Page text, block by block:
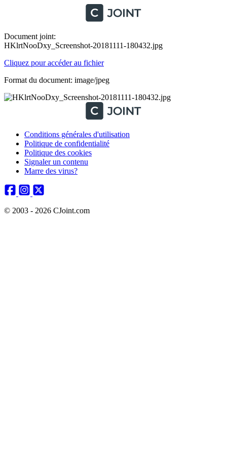
Document joint:
HKlrtNooDxy_Screenshot-20181111-180432.jpg
Cliquez pour accéder au fichier
Format du document: image/jpeg
Conditions générales d'utilisation
Politique de confidentialité
Politique des cookies
Signaler un contenu
Marre des virus?
© 2003 - 2026 CJoint.com